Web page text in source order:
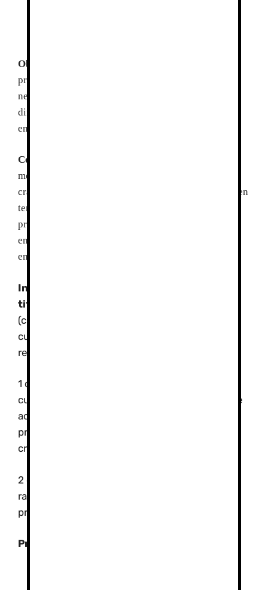
Objetivos
progresión en terreno nevado. Aprender las técnicas
necesarias que permitan realizar actividades de
dificultad fácil, conocer los protocolos en caso de
emergencia y el entorno en el que nos encontramos.
Contenidos:
montañismo básico,técnica de progresión con
crampones y piolet, autodetención en caso de caída en
terreno nevado, descenso en terrenos nevados,
progresión con raquetas de nieve, protocolos de
emergencia en montaña, vivac-refugios de
emergencia.
Incluye:
titulados según normativa,
(crampones, piolet, casco, raquetas, arnes,
cuerdas, arvas, palas, sonda seguro de
responsabilidad civil para los participantes…)
1 día: Recepción del grupo, presentación del
curso y del equipo docente, teórica y talleres de
actividades (ruta con raquetas, aludes y
protocolos de seguridad, progresión con
crampones y piolet…)
2 día: teórica y talleres de actividades (ruta con
raquetas, aludes y protocolos de seguridad,
progresión con crampones y piolet…)
Precios: